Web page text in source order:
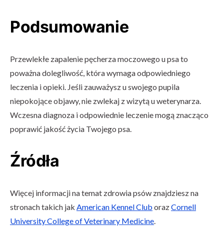
Podsumowanie
Przewlekłe zapalenie pęcherza moczowego u psa to
poważna dolegliwość, która wymaga odpowiedniego
leczenia i opieki. Jeśli zauważysz u swojego pupila
niepokojące objawy, nie zwlekaj z wizytą u weterynarza.
Wczesna diagnoza i odpowiednie leczenie mogą znacząco
poprawić jakość życia Twojego psa.
Źródła
Więcej informacji na temat zdrowia psów znajdziesz na
stronach takich jak American Kennel Club orazCornell
University College of Veterinary Medicine.